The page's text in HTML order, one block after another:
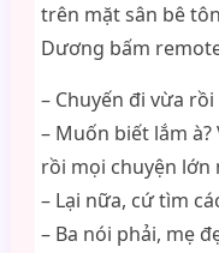
trên mặt sân bê
Dương bấm
– Chuyến đi vừa
– Muốn biết lắm
rồi mọi chuyện lớn
– Lại nữa, cứ tìm
– Ba nói phải, mẹ